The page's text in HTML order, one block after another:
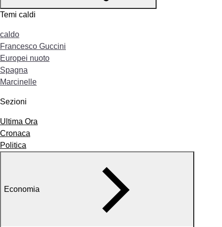
Temi caldi
caldo
Francesco Guccini
Europei nuoto
Spagna
Marcinelle
Sezioni
Ultima Ora
Cronaca
Politica
Economia